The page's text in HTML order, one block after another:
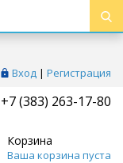
Вход | Регистрация
+7 (383) 263-17-80
Корзина
Ваша корзина пуста